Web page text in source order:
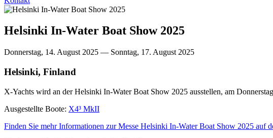
Helsinki In-Water Boat Show 2025
Donnerstag, 14. August 2025 — Sonntag, 17. August 2025
Helsinki, Finland
X-Yachts wird an der Helsinki In-Water Boat Show 2025 ausstellen, am
Ausgestellte Boote: X4³ MkII
Finden Sie mehr Informationen zur Messe Helsinki In-Water Boat Show 2025 auf